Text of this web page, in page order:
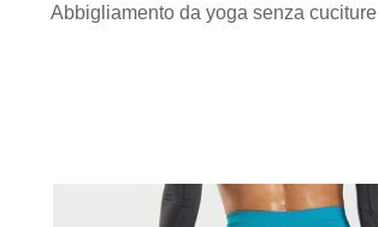
Abbigliamento da yoga senza cuciture